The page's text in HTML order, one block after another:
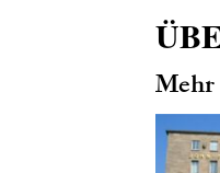
Mehr